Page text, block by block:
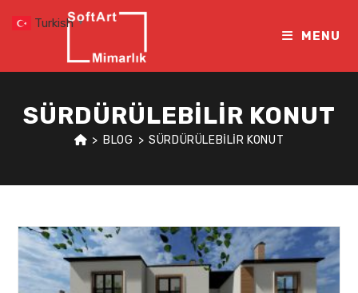
MENU
SÜRDÜRÜLEBILIR KONUT
> BLOG > SÜRDÜRÜLEBILIR KONUT
Turkish ▼